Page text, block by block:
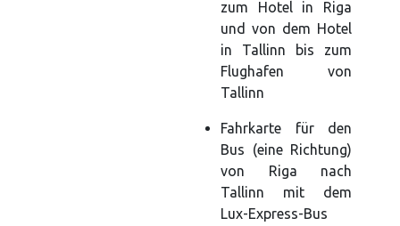
zum Hotel in Riga
und von dem Hotel
in Tallinn bis zum
Flughafen von
Tallinn
Fahrkarte für den
Bus (eine Richtung)
von Riga nach
Tallinn mit dem
Lux-Express-Bus